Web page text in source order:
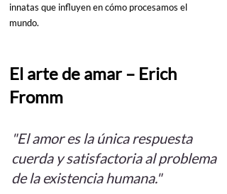
innatas que influyen en cómo procesamos el
mundo.
El arte de amar – Erich
Fromm
"El amor es la única respuesta
cuerda y satisfactoria al problema
de la existencia humana."